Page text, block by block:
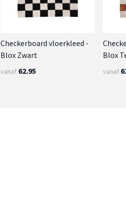
Checkerboard vloerkleed -
Blox Zwart
vanaf 62.95
Blox
vanaf